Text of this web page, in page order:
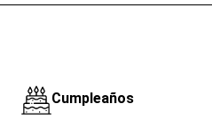
Cumpleaños